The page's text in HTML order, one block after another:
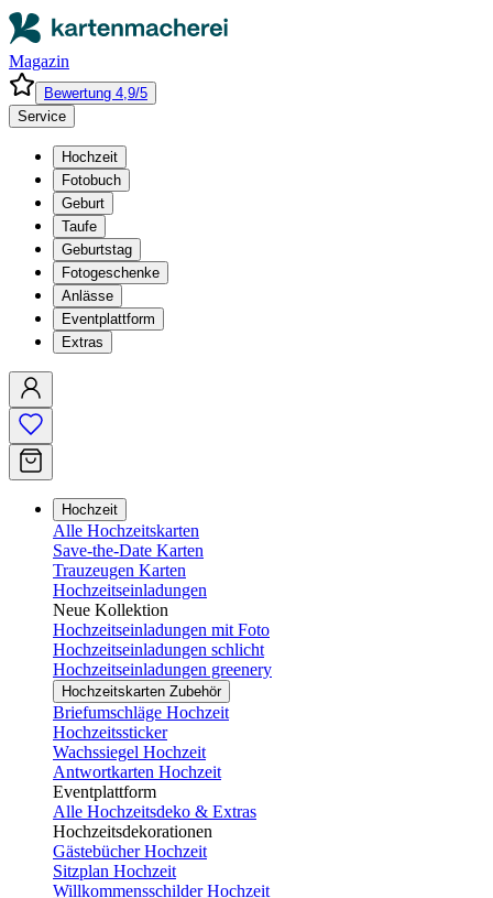
Magazin
Bewertung 4,9/5
Service
Hochzeit
Fotobuch
Geburt
Taufe
Geburtstag
Fotogeschenke
Anlässe
Eventplattform
Extras
Hochzeit
Alle Hochzeitskarten
Save-the-Date Karten
Trauzeugen Karten
Hochzeitseinladungen
Neue Kollektion
Hochzeitseinladungen mit Foto
Hochzeitseinladungen schlicht
Hochzeitseinladungen greenery
Hochzeitskarten Zubehör
Briefumschläge Hochzeit
Hochzeitssticker
Wachssiegel Hochzeit
Antwortkarten Hochzeit
Eventplattform
Alle Hochzeitsdeko & Extras
Hochzeitsdekorationen
Gästebücher Hochzeit
Sitzplan Hochzeit
Willkommensschilder Hochzeit